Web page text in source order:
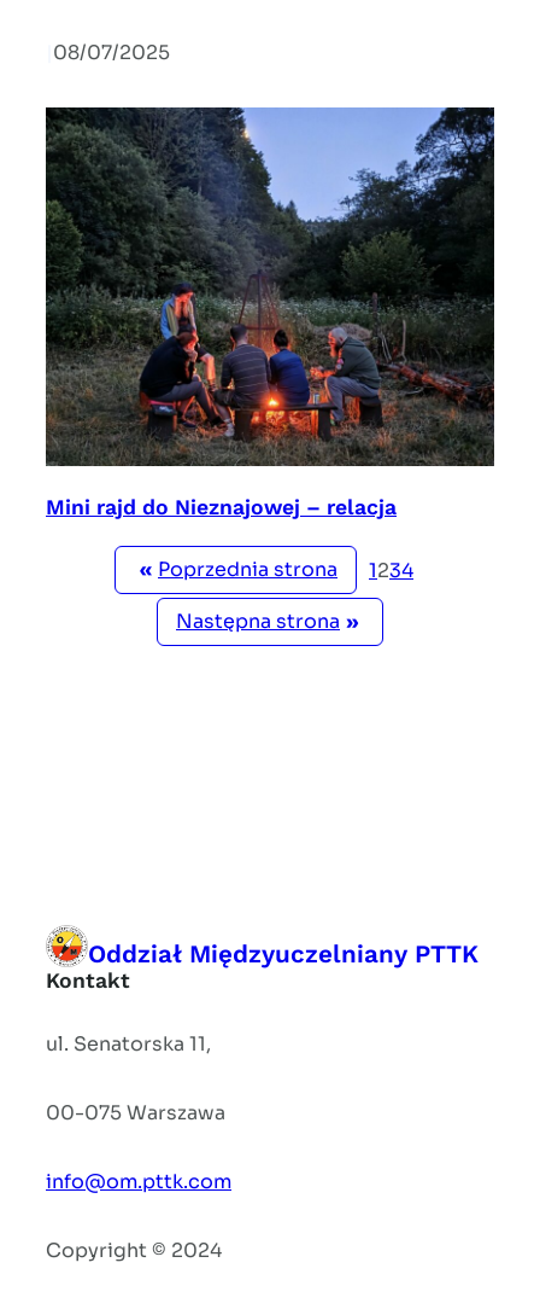
08/07/2025
Mini rajd do Nieznajowej – relacja
« Poprzednia strona 1234
Następna strona »
Oddział Międzyuczelniany PTTK
Kontakt
ul. Senatorska 11,
00-075 Warszawa
info@om.pttk.com
Copyright © 2024